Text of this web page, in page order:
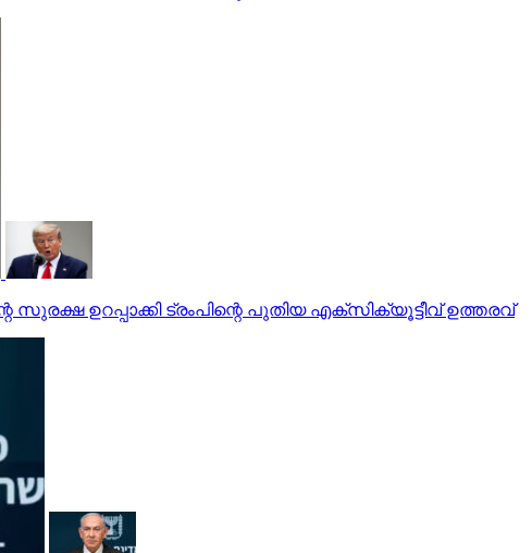
ഉറപ്പാക്കി ട്രംപിന്റെ പുതിയ എക്‌സിക്യൂട്ടീവ് ഉത്തരവ്